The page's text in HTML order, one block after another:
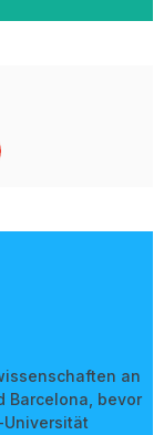
an
Barcelona, bevor
Universität